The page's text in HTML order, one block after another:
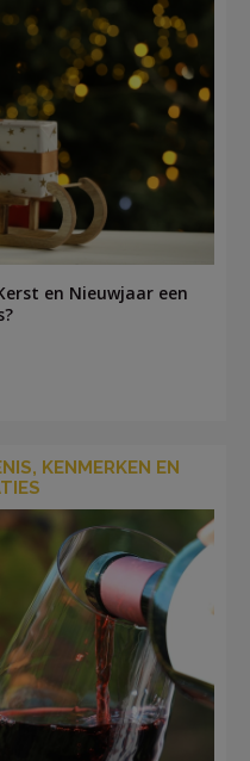
en Nieuwjaar een
KENMERKEN EN